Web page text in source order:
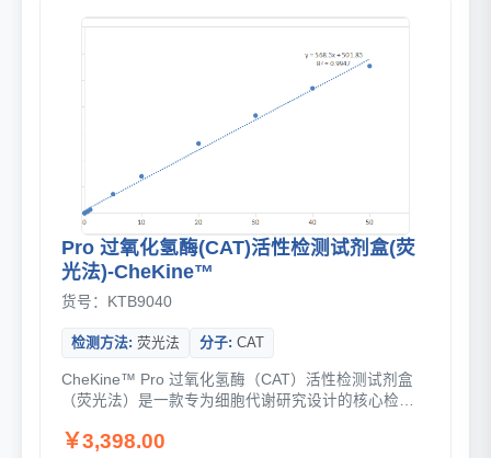
Pro 过氧化氢酶(CAT)活性检测试剂盒(荧
光法)-CheKine™
货号：KTB9040
检测方法: 荧光法 分子: CAT
CheKine™ Pro 过氧化氢酶（CAT）活性检测试剂盒
（荧光法）是一款专为细胞代谢研究设计的核心检测
￥3,398.00